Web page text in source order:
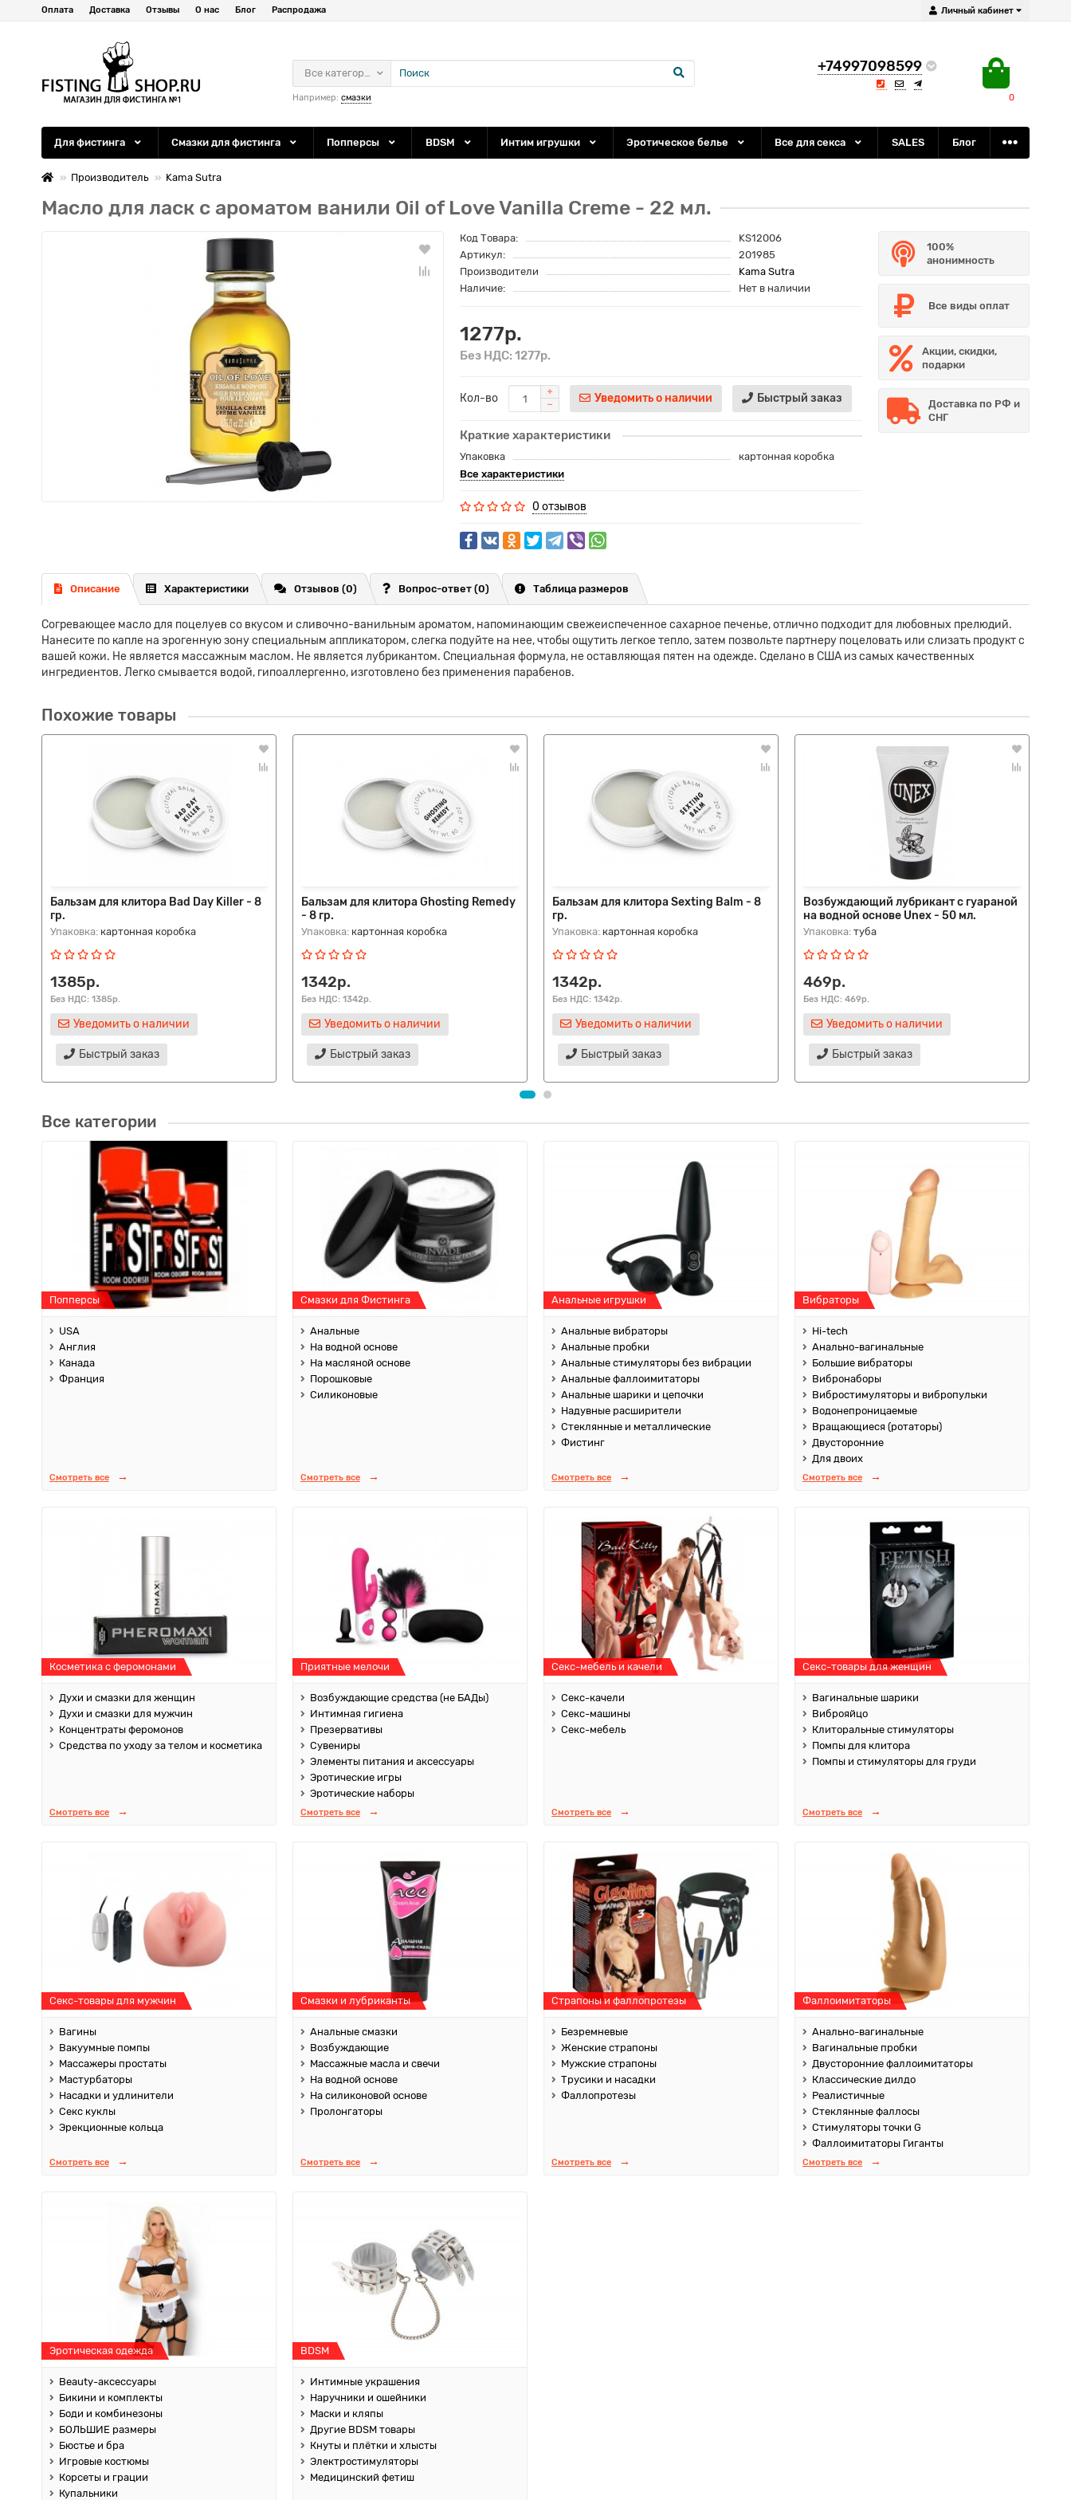
Личный кабинет
Оплата Доставка Отзывы О нас Блог Распродажа
+74997098599
0
Все категории
Например: смазки
Для фистинга Смазки для фистинга Попперсы BDSM Интим игрушки Эротическое белье Все для секса SALES Блог
Производитель Kama Sutra
Масло для ласк с ароматом ванили Oil of Love Vanilla Creme - 22 мл.
Код Товара:
KS12006
Артикул:
201985
Производители
Kama Sutra
Наличие:
Нет в наличии
1277р.
Без НДС: 1277р.
Кол-во Уведомить о наличии Быстрый заказ
Краткие характеристики
Упаковка
картонная коробка
Все характеристики
0 отзывов
100%
анонимность
Все виды оплат
Акции, скидки,
подарки
Доставка по РФ и
СНГ
Описание Характеристики Отзывов (0) Вопрос-ответ (0) Таблица размеров
Согревающее масло для поцелуев со вкусом и сливочно-ванильным ароматом, напоминающим свежеиспеченное сахарное печенье, отлично подходит для любовных прелюдий.
Нанесите по капле на эрогенную зону специальным аппликатором, слегка подуйте на нее, чтобы ощутить легкое тепло, затем позвольте партнеру поцеловать или слизать продукт с
вашей кожи. Не является массажным маслом. Не является лубрикантом. Специальная формула, не оставляющая пятен на одежде. Сделано в США из самых качественных
ингредиентов. Легко смывается водой, гипоаллергенно, изготовлено без применения парабенов.
Похожие товары
Бальзам для клитора Bad Day Killer - 8
гр.
Упаковка: картонная коробка
1385р.
Без НДС: 1385р.
Уведомить о наличии
Быстрый заказ
Бальзам для клитора Ghosting Remedy
- 8 гр.
Упаковка: картонная коробка
1342р.
Без НДС: 1342р.
Уведомить о наличии
Быстрый заказ
Бальзам для клитора Sexting Balm - 8
гр.
Упаковка: картонная коробка
1342р.
Без НДС: 1342р.
Уведомить о наличии
Быстрый заказ
Возбуждающий лубрикант с гуараной
на водной основе Unex - 50 мл.
Упаковка: туба
469р.
Без НДС: 469р.
Уведомить о наличии
Быстрый заказ
Все категории
Попперсы
USA
Англия
Канада
Франция
Смотреть все
Смазки для Фистинга
Анальные
На водной основе
На масляной основе
Порошковые
Силиконовые
Смотреть все
Анальные игрушки
Анальные вибраторы
Анальные пробки
Анальные стимуляторы без вибрации
Анальные фаллоимитаторы
Анальные шарики и цепочки
Надувные расширители
Стеклянные и металлические
Фистинг
Смотреть все
Вибраторы
Hi-tech
Анально-вагинальные
Большие вибраторы
Вибронаборы
Вибростимуляторы и вибропульки
Водонепроницаемые
Вращающиеся (ротаторы)
Двусторонние
Для двоих
Смотреть все
Косметика с феромонами
Духи и смазки для женщин
Духи и смазки для мужчин
Концентраты феромонов
Средства по уходу за телом и косметика
Смотреть все
Приятные мелочи
Возбуждающие средства (не БАДы)
Интимная гигиена
Презервативы
Сувениры
Элементы питания и аксессуары
Эротические игры
Эротические наборы
Смотреть все
Секс-мебель и качели
Секс-качели
Секс-машины
Секс-мебель
Смотреть все
Секс-товары для женщин
Вагинальные шарики
Виброяйцо
Клиторальные стимуляторы
Помпы для клитора
Помпы и стимуляторы для груди
Смотреть все
Секс-товары для мужчин
Вагины
Вакуумные помпы
Массажеры простаты
Мастурбаторы
Насадки и удлинители
Секс куклы
Эрекционные кольца
Смотреть все
Смазки и лубриканты
Анальные смазки
Возбуждающие
Массажные масла и свечи
На водной основе
На силиконовой основе
Пролонгаторы
Смотреть все
Страпоны и фаллопротезы
Безремневые
Женские страпоны
Мужские страпоны
Трусики и насадки
Фаллопротезы
Смотреть все
Фаллоимитаторы
Анально-вагинальные
Вагинальные пробки
Двусторонние фаллоимитаторы
Классические дилдо
Реалистичные
Стеклянные фаллосы
Стимуляторы точки G
Фаллоимитаторы Гиганты
Смотреть все
Эротическая одежда
Beauty-аксессуары
Бикини и комплекты
Боди и комбинезоны
БОЛЬШИЕ размеры
Бюстье и бра
Игровые костюмы
Корсеты и грации
Купальники
BDSM
Интимные украшения
Наручники и ошейники
Маски и кляпы
Другие BDSM товары
Кнуты и плётки и хлысты
Электростимуляторы
Медицинский фетиш